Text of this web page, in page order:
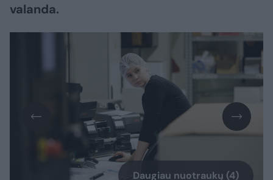
valanda.
Daugiau nuotraukų (4)